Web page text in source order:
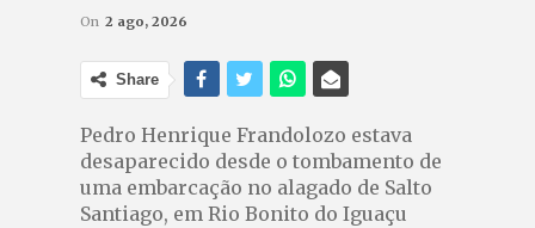
On 2 ago, 2026
Share
Pedro Henrique Frandolozo estava
desaparecido desde o tombamento de
uma embarcação no alagado de Salto
Santiago, em Rio Bonito do Iguaçu